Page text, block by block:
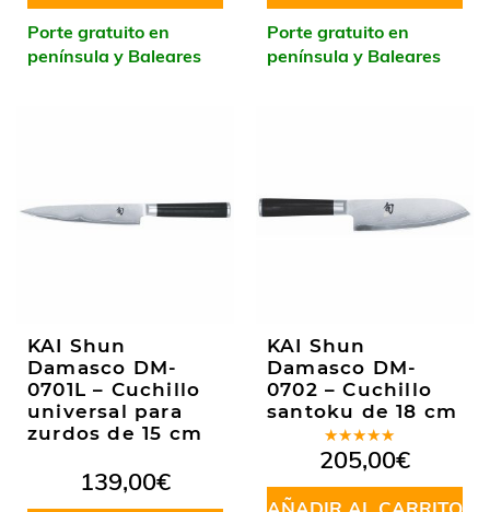
Porte gratuito en
península y Baleares
Porte gratuito en
península y Baleares
KAI Shun
Damasco DM-
0701L – Cuchillo
universal para
zurdos de 15 cm
139,00€
KAI Shun
Damasco DM-
0702 – Cuchillo
santoku de 18 cm
Valorado
en5.00de
5
205,00€